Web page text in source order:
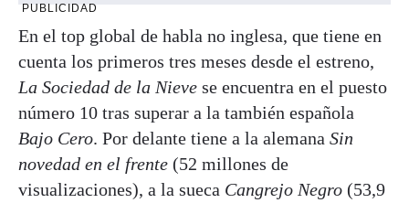
PUBLICIDAD
En el top global de habla no inglesa, que tiene en
cuenta los primeros tres meses desde el estreno,
La Sociedad de la Nieve se encuentra en el puesto
número 10 tras superar a la también española
Bajo Cero. Por delante tiene a la alemana Sin
novedad en el frente (52 millones de
visualizaciones), a la sueca Cangrejo Negro (53,9